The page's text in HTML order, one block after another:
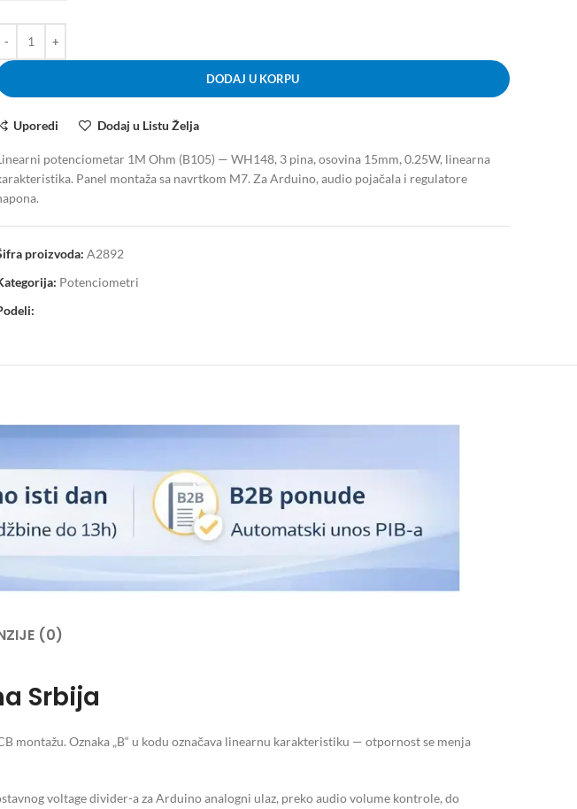
DODAJ U KORPU
Uporedi Dodaj u Listu Želja
potenciometar 1M Ohm (B105) — WH148, 3 pina, osovina 15mm, 0.25W, linearna
Panel montaža sa navrtkom M7. Za Arduino, audio pojačala i regulatore
proizvoda: A2892
Potenciometri
(0)
Srbija
Oznaka „B“ u kodu označava linearnu karakteristiku — otpornost se menja
voltage divider-a za Arduino analogni ulaz, preko audio volume kontrole, do